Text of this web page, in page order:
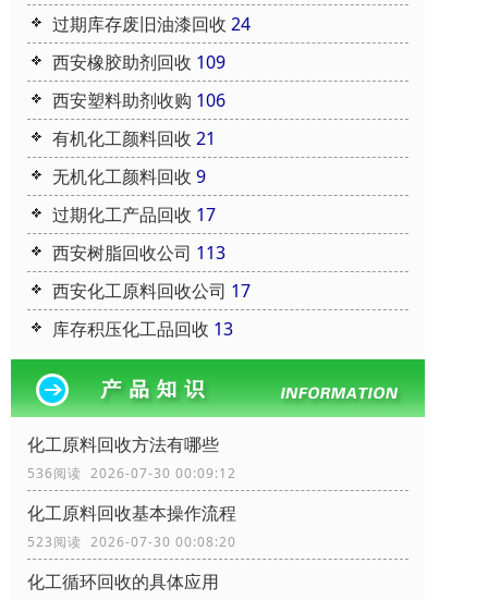
过期库存废旧油漆回收 24
西安橡胶助剂回收 109
西安塑料助剂收购 106
有机化工颜料回收 21
无机化工颜料回收 9
过期化工产品回收 17
西安树脂回收公司 113
西安化工原料回收公司 17
库存积压化工品回收 13
化工原料回收方法有哪些
536阅读 2026-07-30 00:09:12
化工原料回收基本操作流程
523阅读 2026-07-30 00:08:20
化工循环回收的具体应用